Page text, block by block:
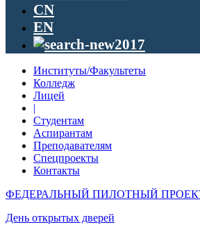
CN
EN
Институты/Факультеты
Колледж
Лицей
|
Студентам
Аспирантам
Преподавателям
Спецпроекты
Контакты
ФЕДЕРАЛЬНЫЙ ПИЛОТНЫЙ
День открытых дверей